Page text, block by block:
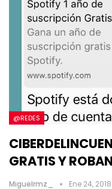
@REDES
GRATIS Y
Miguelrmz_ Ene 24, 2018